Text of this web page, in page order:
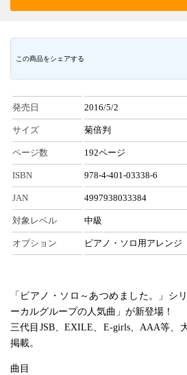
この商品をシェアする
発売日 2016/5/2
サイズ 菊倍判
ページ数 192ページ
ISBN 978-4-401-03338-6
JAN 4997938033384
対象レベル 中級
オプション ピアノ・ソロ用アレンジ
「ピアノ・ソロ～あつめました。」シ
ーカルグループの人気曲」が新登場！
三代目JSB、EXILE、E-girls、AAA等、
掲載。
曲目